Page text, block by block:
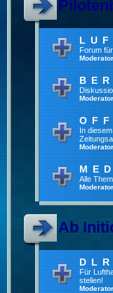
Forum
In
Alle
Ab
Für
stellen!